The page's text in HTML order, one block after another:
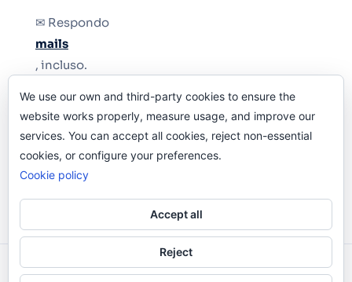
✉ Respondo
mails
, incluso.
Y si una persona no puede tener teléfono, que
le quiten el teléfono.
Odi O'Malley © 2016-2025. Todos Los Derechos
We use our own and third-party cookies to ensure the
website works properly, measure usage, and improve our
services. You can accept all cookies, reject non-essential
cookies, or configure your preferences.
Cookie policy
Accept all
Reject